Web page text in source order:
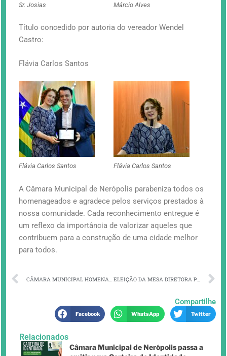
Sr. Josias Márcio Alves
Título concedido por autoria do vereador Wendel
Castro:
Flávia Carlos Santos
Flávia Carlos Santos Flávia Carlos Santos
A Câmara Municipal de Nerópolis parabeniza todos os
homenageados e agradece pelos serviços prestados à
nossa comunidade. Cada reconhecimento entregue é
um reflexo da importância de valorizar aqueles que
contribuem para a construção de uma cidade melhor
para todos.
CÂMARA MUNICIPAL HOMENAGEIA FOLIÕES DA FOLIA DE SANTOS REIS DA VILA RICA E ATLETAS DO CT LEANDRO NUNES ELEIÇÃO DA MESA DIRETORA PARA O ANO DE 2026
Compartilhe
Facebook WhatsApp Twitter
Relacionados
Câmara Municipal de Nerópolis passa a